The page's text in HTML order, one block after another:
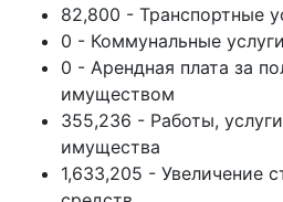
82,800 - Транспортные
0 - Коммунальные услуги
0 - Арендная плата за
имуществом
355,236 - Работы,
имущества
1,633,205 - Увеличение